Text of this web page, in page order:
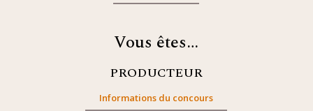
Vous êtes…
PRODUCTEUR
Informations du concours